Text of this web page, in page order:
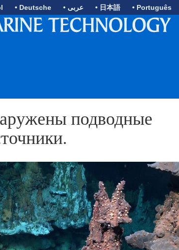
• Deutsche • عربى • 日本語 • Português
подводные